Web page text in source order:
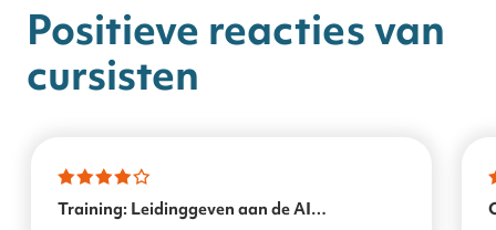
Positieve reacties van
cursisten
Training: Leidinggeven aan de AI